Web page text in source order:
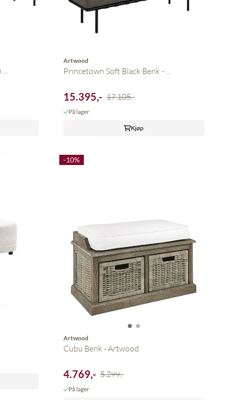
Artwood
Princetown Soft Black Benk - ...
15.395,- 17.105,-
På lager
Kjøp
-10%
Artwood
Cubu Benk - Artwood
4.769,- 5.299,-
På lager